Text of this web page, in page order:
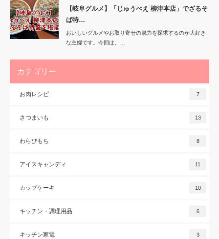
【岐阜グルメ】「じゅうべえ 柳津本店」でざるそ
ば特…
おいしいグルメやお取り寄せの魅力を探求するのが大好き
な主婦です。今回は、…
カテゴリー
お肉レシピ 7
さつまいも 13
わらびもち 8
アイスキャンディ 11
カップケーキ 10
キッチン・調理用品 6
キッチン家電 3